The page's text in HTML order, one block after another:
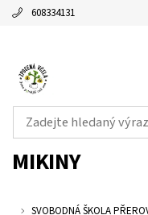
608334131
MIKINY
SVOBODNÁ ŠKOLA